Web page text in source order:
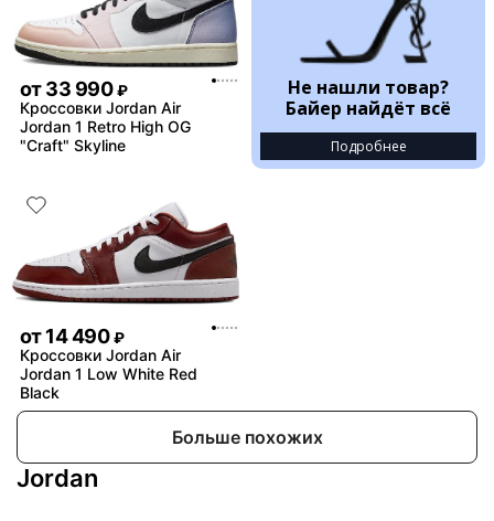
от33 990 ₽
Кроссовки Jordan Air
Jordan 1 Retro High OG
"Craft" Skyline
Не нашли товар?
Байер найдёт всё
Подробнее
от14 490 ₽
Кроссовки Jordan Air
Jordan 1 Low White Red
Black
Больше похожих
Jordan